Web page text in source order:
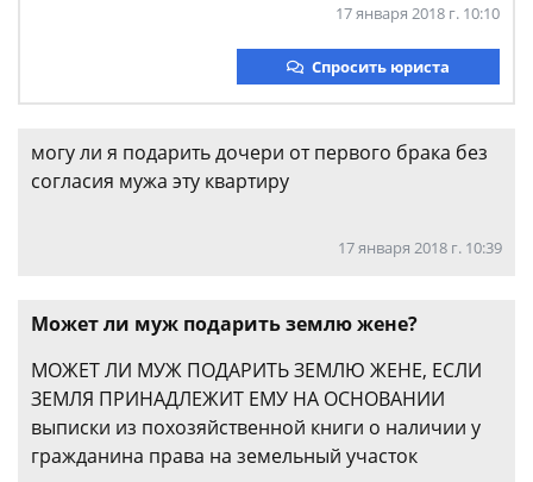
17 января 2018 г. 10:10
Спросить юриста
могу ли я подарить дочери от первого брака без
согласия мужа эту квартиру
17 января 2018 г. 10:39
Может ли муж подарить землю жене?
МОЖЕТ ЛИ МУЖ ПОДАРИТЬ ЗЕМЛЮ ЖЕНЕ, ЕСЛИ
ЗЕМЛЯ ПРИНАДЛЕЖИТ ЕМУ НА ОСНОВАНИИ
выписки из похозяйственной книги о наличии у
гражданина права на земельный участок